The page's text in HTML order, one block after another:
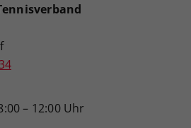
– 12:00 Uhr